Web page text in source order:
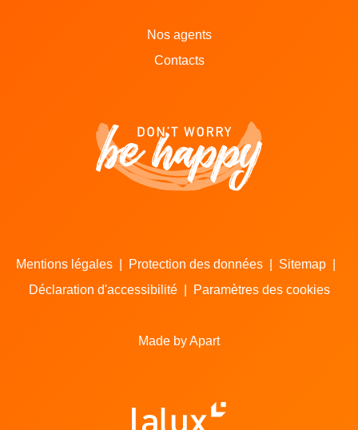
Nos agents
Contacts
Mentions légales Protection des données Sitemap
Déclaration d'accessibilité
Paramètres des cookies
Made by Apart